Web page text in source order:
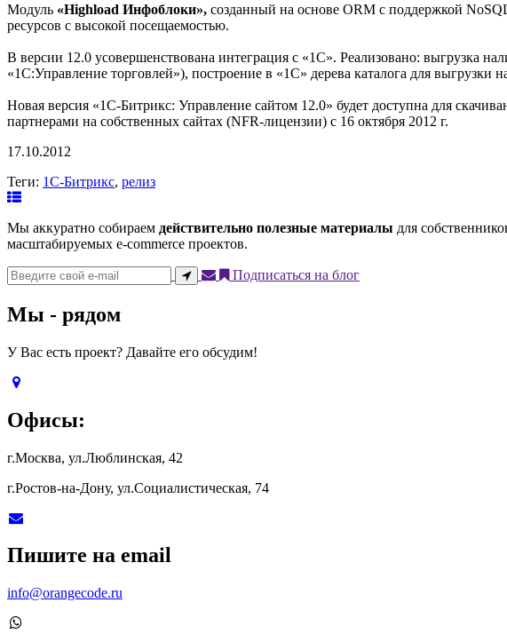
Модуль «Highload Инфоблоки», созданный на основе ORM с поддержкой
ресурсов с высокой посещаемостью.
В версии 12.0 усовершенствована интеграция с «1С». Реализовано: выгрузка
«1С:Управление торговлей»), построение в «1С» дерева каталога для
Новая версия «1С-Битрикс: Управление сайтом 12.0» будет доступна для
партнерами на собственных сайтах (NFR-лицензии) с 16 октября 2012 г.
17.10.2012
Теги: 1С-Битрикс, релиз
Мы аккуратно собираем действительно полезные материалы для
масштабируемых e-commerce проектов.
Подписаться на блог
Мы - рядом
У Вас есть проект? Давайте его обсудим!
Офисы:
г.Москва, ул.Люблинская, 42
г.Ростов-на-Дону, ул.Социалистическая, 74
Пишите на email
info@orangecode.ru